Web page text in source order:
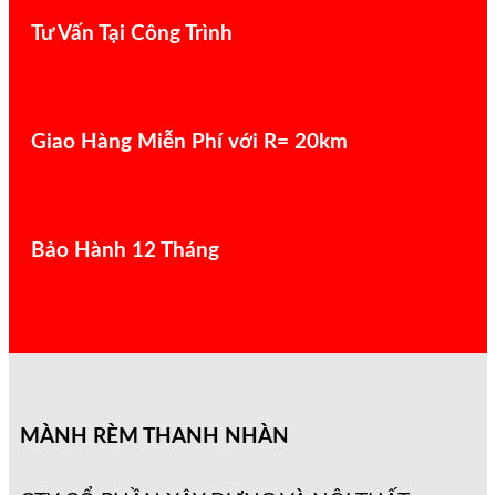
Tư Vấn Tại Công Trình
Giao Hàng Miễn Phí với R= 20km
Bảo Hành 12 Tháng
MÀNH RÈM THANH NHÀN